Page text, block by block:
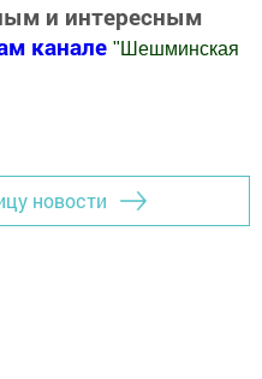
и интересным
канале " Шешминская
новости